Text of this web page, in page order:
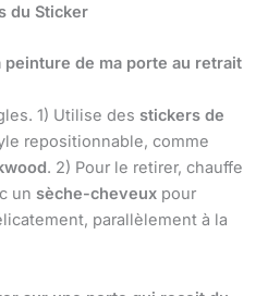
du Sticker
de ma porte au retrait
1) Utilise des stickers de
repositionnable, comme
. 2) Pour le retirer, chauffe
un sèche-cheveux pour
parallèlement à la